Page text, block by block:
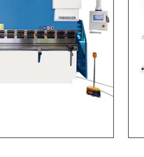
пресс AVD с ЧПУ